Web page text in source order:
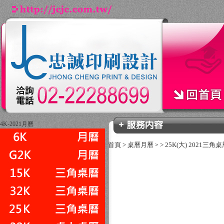
4K-2021月曆
首頁 > 桌曆月曆 > > 25K(大) 2021三角桌